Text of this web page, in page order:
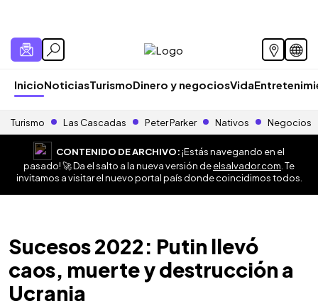
InicioNoticiasTurismoDinero y negociosVida
Turismo Las Cascadas Peter Parker Nativos Negocios
CONTENIDO DE ARCHIVO:¡Estás navegando en el
pasado! 🚀 Da el salto a la nueva versión deelsalvador.com . Te
invitamos a visitar el nuevo portal país donde coincidimos todos.
Sucesos 2022: Putin llevó
caos, muerte y destrucción a
Ucrania